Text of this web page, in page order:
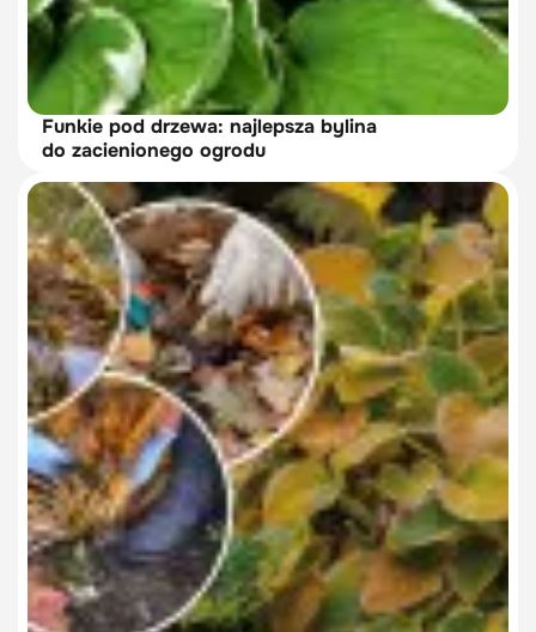
Funkie pod drzewa: najlepsza bylina
do zacienionego ogrodu